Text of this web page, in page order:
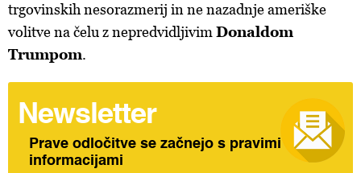
trgovinskih nesorazmerij in ne nazadnje ameriške
volitve na čelu z nepredvidljivim Donaldom
Trumpom.
Newsletter
Prave odločitve se začnejo s pravimi
informacijami